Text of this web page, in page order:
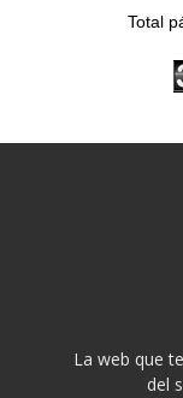
Total
La web que
del